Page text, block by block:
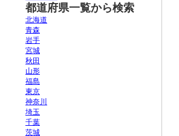
都道府県一覧から検索
北海道
青森
岩手
宮城
秋田
山形
福島
東京
神奈川
埼玉
千葉
茨城